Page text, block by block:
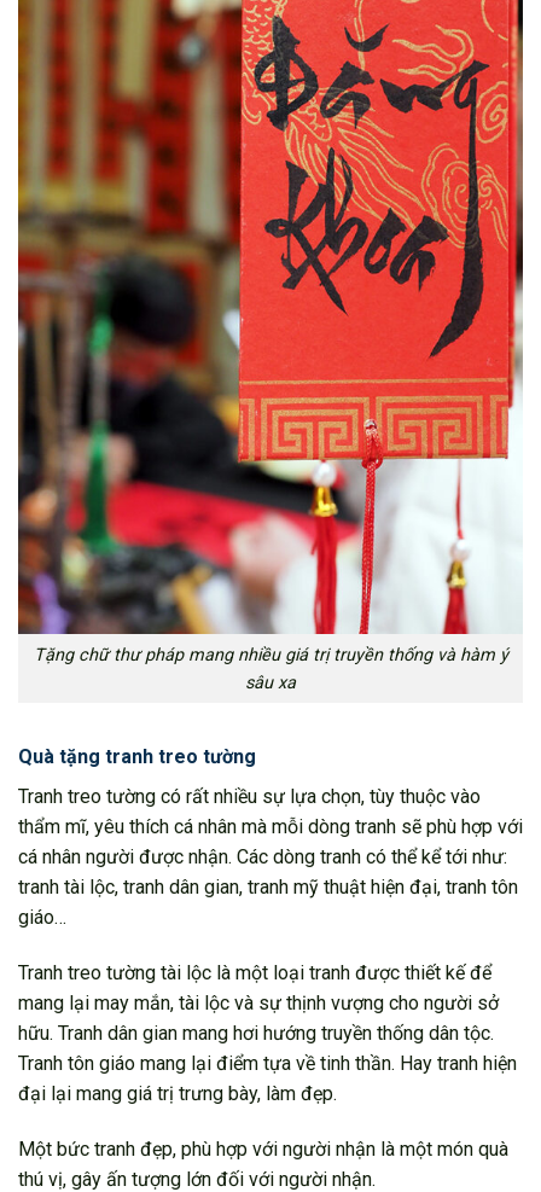
Tặng chữ thư pháp mang nhiều giá trị truyền thống và hàm ý
sâu xa
Quà tặng tranh treo tường
Tranh treo tường có rất nhiều sự lựa chọn, tùy thuộc vào
thẩm mĩ, yêu thích cá nhân mà mỗi dòng tranh sẽ phù hợp với
cá nhân người được nhận. Các dòng tranh có thể kể tới như:
tranh tài lộc, tranh dân gian, tranh mỹ thuật hiện đại, tranh tôn
giáo…
Tranh treo tường tài lộc là một loại tranh được thiết kế để
mang lại may mắn, tài lộc và sự thịnh vượng cho người sở
hữu. Tranh dân gian mang hơi hướng truyền thống dân tộc.
Tranh tôn giáo mang lại điểm tựa về tinh thần. Hay tranh hiện
đại lại mang giá trị trưng bày, làm đẹp.
Một bức tranh đẹp, phù hợp với người nhận là một món quà
thú vị, gây ấn tượng lớn đối với người nhận.